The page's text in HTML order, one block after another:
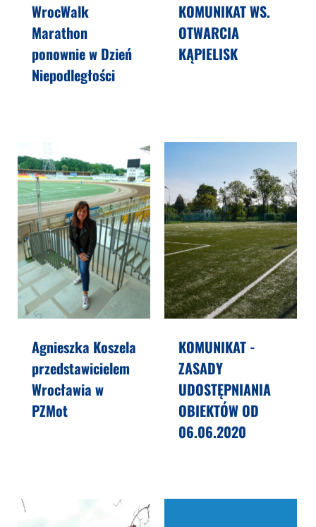
WrocWalk
Marathon
ponownie w Dzień
Niepodległości
KOMUNIKAT WS.
OTWARCIA
KĄPIELISK
Agnieszka Koszela
przedstawicielem
Wrocławia w
PZMot
KOMUNIKAT -
ZASADY
UDOSTĘPNIANIA
OBIEKTÓW OD
06.06.2020